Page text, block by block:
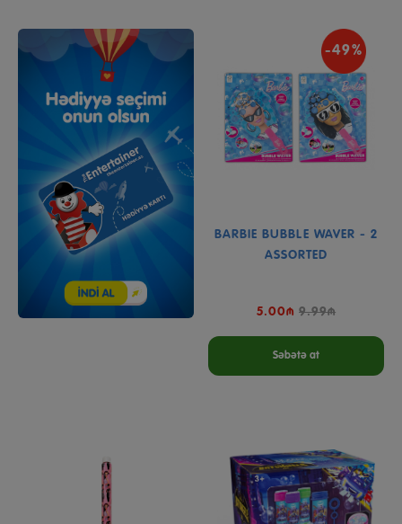
-49%
BARBIE BUBBLE WAVER - 2
ASSORTED
5.00₼ 9.99₼
Səbətə at